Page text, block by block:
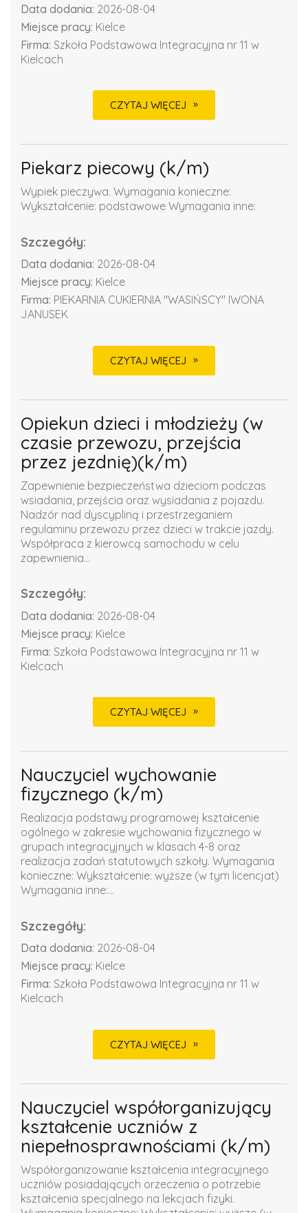
Data dodania: 2026-08-04
Miejsce pracy: Kielce
Firma: Szkoła Podstawowa Integracyjna nr 11 w
Kielcach
CZYTAJ WIĘCEJ
Piekarz piecowy (k/m)
Wypiek pieczywa. Wymagania konieczne:
Wykształcenie: podstawowe Wymagania inne:
Szczegóły:
Data dodania: 2026-08-04
Miejsce pracy: Kielce
Firma: PIEKARNIA CUKIERNIA "WASIŃSCY" IWONA
JANUSEK
CZYTAJ WIĘCEJ
Opiekun dzieci i młodzieży (w
czasie przewozu, przejścia
przez jezdnię)(k/m)
Zapewnienie bezpieczeństwa dzieciom podczas
wsiadania, przejścia oraz wysiadania z pojazdu.
Nadzór nad dyscypliną i przestrzeganiem
regulaminu przewozu przez dzieci w trakcie jazdy.
Współpraca z kierowcą samochodu w celu
zapewnienia...
Szczegóły:
Data dodania: 2026-08-04
Miejsce pracy: Kielce
Firma: Szkoła Podstawowa Integracyjna nr 11 w
Kielcach
CZYTAJ WIĘCEJ
Nauczyciel wychowanie
fizycznego (k/m)
Realizacja podstawy programowej kształcenie
ogólnego w zakresie wychowania fizycznego w
grupach integracyjnych w klasach 4-8 oraz
realizacja zadań statutowych szkoły. Wymagania
konieczne: Wykształcenie: wyższe (w tym licencjat)
Wymagania inne:...
Szczegóły:
Data dodania: 2026-08-04
Miejsce pracy: Kielce
Firma: Szkoła Podstawowa Integracyjna nr 11 w
Kielcach
CZYTAJ WIĘCEJ
Nauczyciel współorganizujący
kształcenie uczniów z
niepełnosprawnościami (k/m)
Współorganizowanie kształcenia integracyjnego
uczniów posiadających orzeczenia o potrzebie
kształcenia specjalnego na lekcjach fizyki.